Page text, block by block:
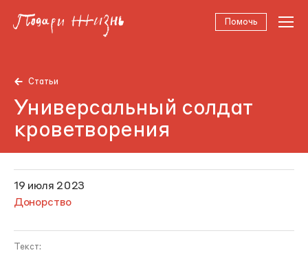
Помочь
Статьи
Универсальный солдат
кроветворения
19 июля 2023
Донорство
Текст: